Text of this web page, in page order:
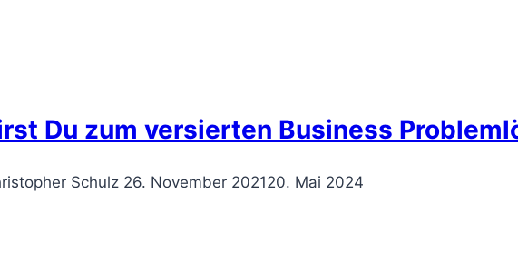
Du zum versierten Business
Schulz 26. November 202120. Mai 2024